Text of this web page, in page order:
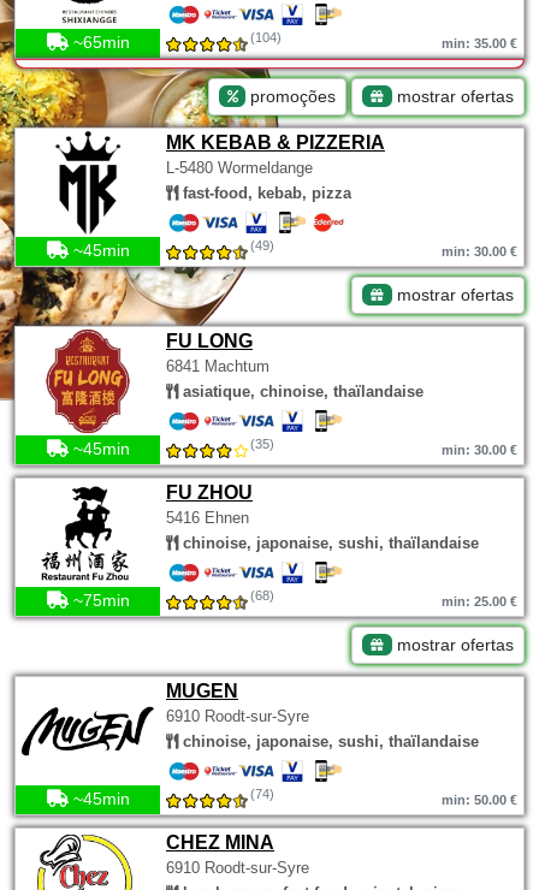
~65min (104) min: 35.00 €
promoções mostrar ofertas
MK KEBAB & PIZZERIA
L-5480 Wormeldange
fast-food, kebab, pizza
~45min (49) min: 30.00 €
mostrar ofertas
FU LONG
6841 Machtum
asiatique, chinoise, thaïlandaise
~45min (35) min: 30.00 €
FU ZHOU
5416 Ehnen
chinoise, japonaise, sushi, thaïlandaise
~75min (68) min: 25.00 €
mostrar ofertas
MUGEN
6910 Roodt-sur-Syre
chinoise, japonaise, sushi, thaïlandaise
~45min (74) min: 50.00 €
CHEZ MINA
6910 Roodt-sur-Syre